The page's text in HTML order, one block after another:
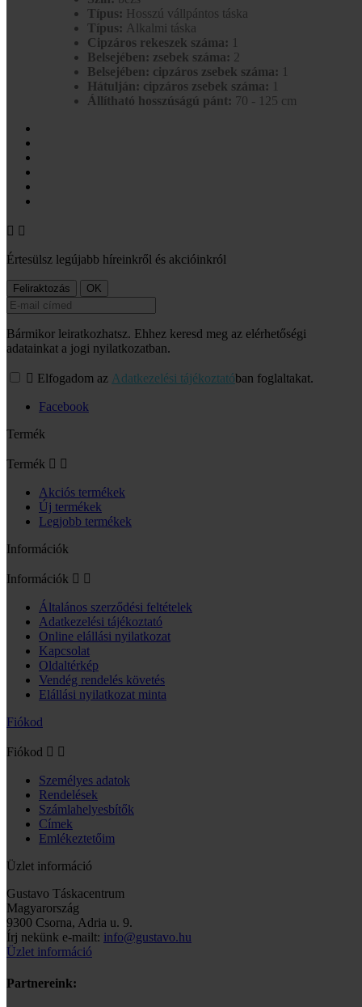
Típus: Hosszú vállpántos táska
Típus: Alkalmi táska
Cipzáros rekeszek száma: 1
Belsejében: zsebek száma: 2
Belsejében: cipzáros zsebek száma: 1
Hátulján: cipzáros zsebek száma: 1
Állítható hosszúságú pánt: 70 - 125 cm
 
Értesülsz legújabb híreinkről és akcióinkról
Bármikor leiratkozhatsz. Ehhez keresd meg az elérhetőségi
adatainkat a jogi nyilatkozatban.
 Elfogadom az Adatkezelési tájékoztatóban foglaltakat.
Facebook
Termék
Termék  
Akciós termékek
Új termékek
Legjobb termékek
Információk
Információk  
Általános szerződési feltételek
Adatkezelési tájékoztató
Online elállási nyilatkozat
Kapcsolat
Oldaltérkép
Vendég rendelés követés
Elállási nyilatkozat minta
Fiókod
Fiókod  
Személyes adatok
Rendelések
Számlahelyesbítők
Címek
Emlékeztetőim
Üzlet információ
Gustavo Táskacentrum
Magyarország
9300 Csorna, Adria u. 9.
Írj nekünk e-mailt: info@gustavo.hu
Üzlet információ
Partnereink: